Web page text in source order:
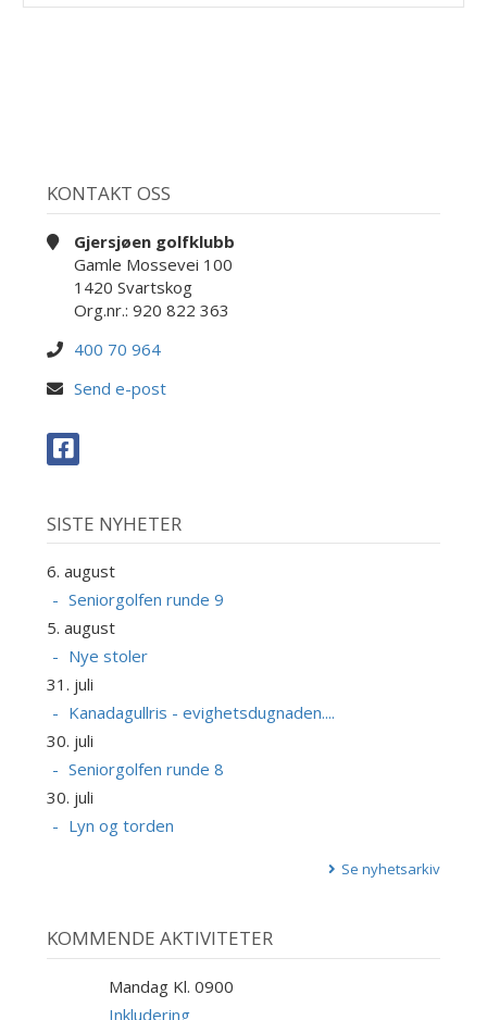
KONTAKT OSS
Gjersjøen golfklubb
Gamle Mossevei 100
1420 Svartskog
Org.nr.: 920 822 363
400 70 964
Send e-post
SISTE NYHETER
6. august
Seniorgolfen runde 9
5. august
Nye stoler
31. juli
Kanadagullris - evighetsdugnaden....
30. juli
Seniorgolfen runde 8
30. juli
Lyn og torden
Se nyhetsarkiv
KOMMENDE AKTIVITETER
Mandag Kl. 0900
Inkludering